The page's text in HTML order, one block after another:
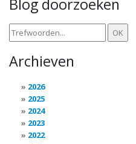
Blog doorzoeken
Archieven
2026
2025
2024
2023
2022